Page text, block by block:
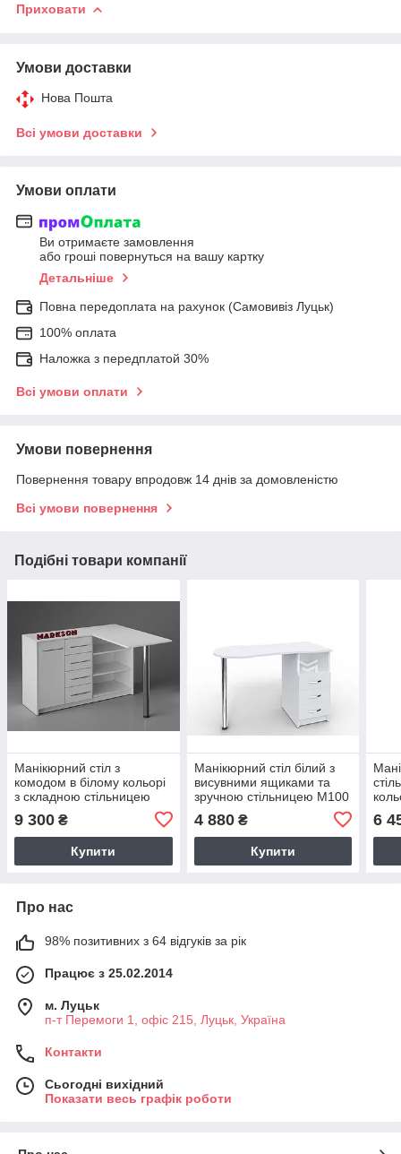
Приховати
Умови доставки
Нова Пошта
Всі умови доставки
Умови оплати
Ви отримаєте замовлення
або гроші повернуться на вашу картку
Детальніше
Повна передоплата на рахунок (Самовивіз Луцьк)
100% оплата
Наложка з передплатой 30%
Всі умови оплати
Умови повернення
Повернення товару впродовж 14 днів за домовленістю
Всі умови повернення
Подібні товари компанії
Манікюрний стіл з
комодом в білому кольорі
з складною стільницею
9 300 ₴
Купити
Манікюрний стіл білий з
висувними ящиками та
зручною стільницею M100
4 880₴
Купити
6
Про нас
98% позитивних з 64 відгуків за рік
Працює з 25.02.2014
м. Луцьк
п-т Перемоги 1, офіс 215, Луцьк, Україна
Контакти
Сьогодні вихідний
Показати весь графік роботи